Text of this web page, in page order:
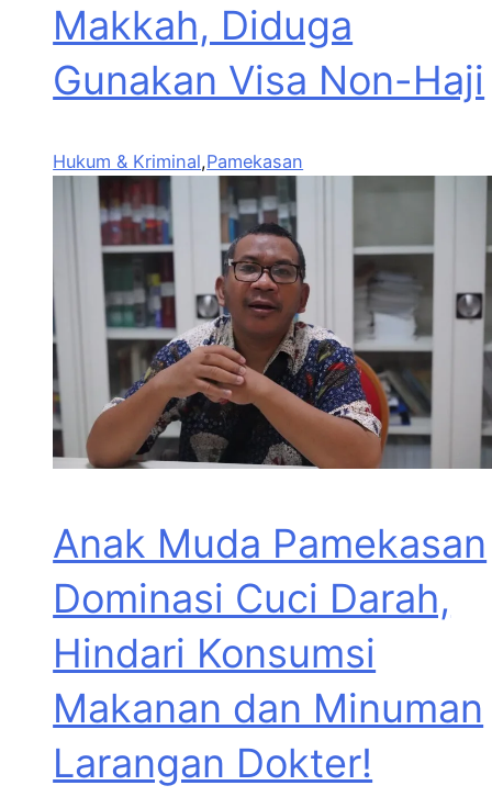
Makkah, Diduga
Gunakan Visa Non-Haji
Hukum & Kriminal,Pamekasan
Anak Muda Pamekasan
Dominasi Cuci Darah,
Hindari Konsumsi
Makanan dan Minuman
Larangan Dokter!